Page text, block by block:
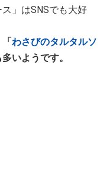
」はSNSでも大好
わさびのタルタルソ
いようです。